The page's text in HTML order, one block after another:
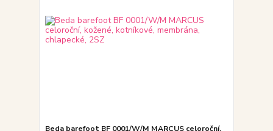
Beda barefoot BF 0001/W/M MARCUS celoroční,